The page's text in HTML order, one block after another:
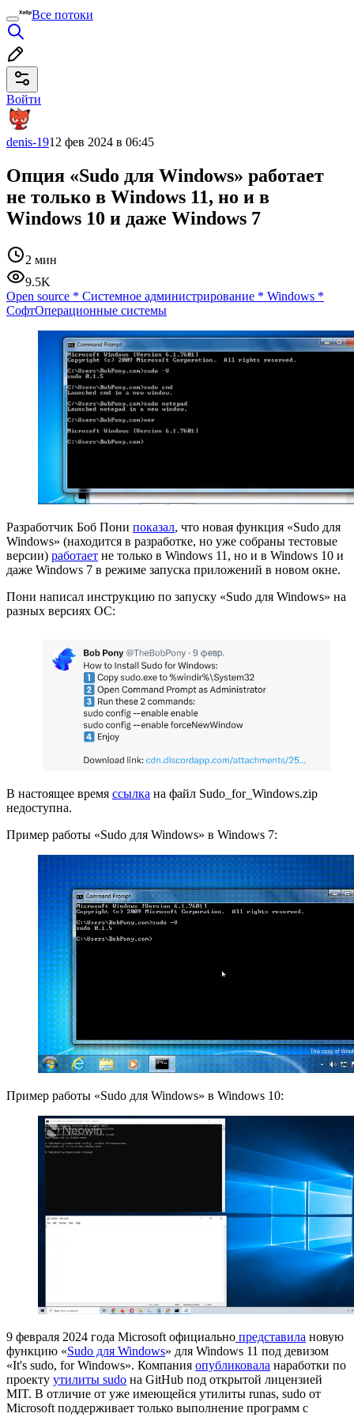
Все потоки
Войти
denis-1912 фев 2024 в 06:45
Опция «Sudo для Windows» работает
не только в Windows 11, но и в
Windows 10 и даже Windows 7
2 мин
9.5K
Open source * Системное администрирование * Windows *
СофтОперационные системы
Разработчик Боб Пони показал, что новая функция «Sudo для
Windows» (находится в разработке, но уже собраны тестовые
версии) работает не только в Windows 11, но и в Windows 10 и
даже Windows 7 в режиме запуска приложений в новом окне.
Пони написал инструкцию по запуску «Sudo для Windows» на
разных версиях ОС:
В настоящее время ссылка на файл Sudo_for_Windows.zip
недоступна.
Пример работы «Sudo для Windows» в Windows 7:
Пример работы «Sudo для Windows» в Windows 10:
9 февраля 2024 года Microsoft официально представила новую
функцию «Sudo для Windows» для Windows 11 под девизом
«It's sudo, for Windows». Компания опубликовала наработки по
проекту утилиты sudo на GitHub под открытой лицензией
MIT. В отличие от уже имеющейся утилиты runas, sudo от
Microsoft поддерживает только выполнение программ с